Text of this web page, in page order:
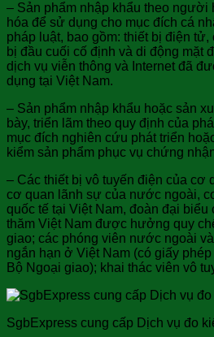
– Sản phẩm nhập khẩu theo người
hóa để sử dụng cho mục đích cá
pháp luật, bao gồm: thiết bị điện
bị đầu cuối cố định và di động mặt
dịch vụ viễn thông và Internet đã
dụng tại Việt Nam.
– Sản phẩm nhập khẩu hoặc sản
bày, triển lãm theo quy định của
mục đích nghiên cứu phát triển
kiểm sản phẩm phục vụ chứng
– Các thiết bị vô tuyến điện của cơ
cơ quan lãnh sự của nước ngoài,
quốc tế tại Việt Nam, đoàn đại
thăm Việt Nam được hưởng quy
giao; các phóng viên nước ngoài
ngắn hạn ở Việt Nam (có giấy
Bộ Ngoại giao); khai thác viên vô
SgbExpress cung cấp Dịch vụ đo